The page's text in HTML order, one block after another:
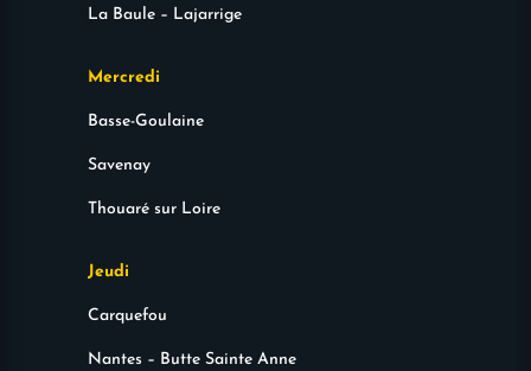
La Baule – Lajarrige
Mercredi
Basse-Goulaine
Savenay
Thouaré sur Loire
Jeudi
Carquefou
Nantes – Butte Sainte Anne